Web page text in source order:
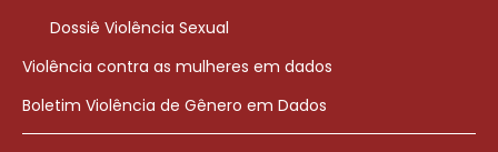
Dossiê Violência Sexual
Violência contra as mulheres em dados
Boletim Violência de Gênero em Dados